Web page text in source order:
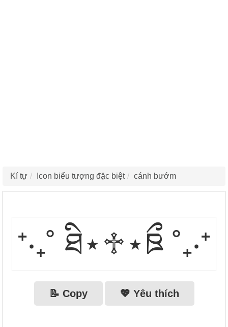
Kí tự Icon biểu tượng đặc biệt cánh bướm
⁺‧₊˚ ཐི⋆♱⋆ཋྀ ˚₊‧⁺
📝 Copy 💖 Yêu thích